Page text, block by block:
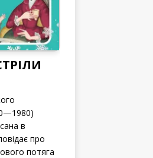
в
про
потяга